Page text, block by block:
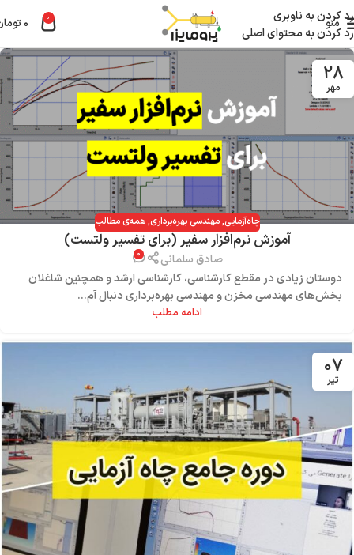
رد کردن به ناوبری
رد کردن به محتوای اصلی
منو 0 ۰
۲۸
مهر
چاه‌آزمایی,مهندسی بهره‌برداری,همه‌ی مطالب
آموزش نرم‌افزار سفیر (برای تفسیر ولتست)
صادق سلمانی ۰
دوستان زیادی در مقطع کارشناسی، کارشناسی ارشد و همچنین شاغلان
بخش‌های مهندسی مخزن و مهندسی بهره‌برداری دنبال آم...
ادامه مطلب
۰۷
تیر